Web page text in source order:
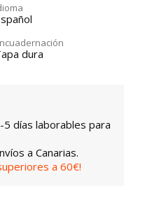
dura
días laborables para
a Canarias.
a 60€!